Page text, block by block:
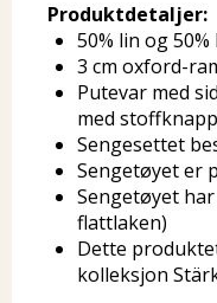
Produktdetaljer:
50% lin og
3 cm oxford-
Putevar med
med
Sengesettet
Sengetøyet er
Sengetøyet
flattlaken)
Dette
kolleksjon